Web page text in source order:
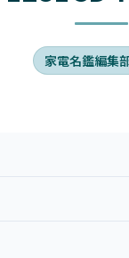
家電名鑑編集